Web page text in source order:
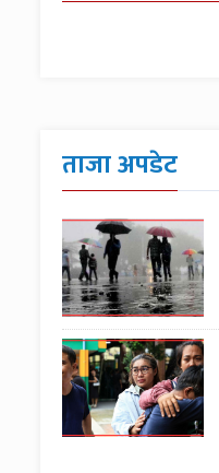
ताजा अपडेट